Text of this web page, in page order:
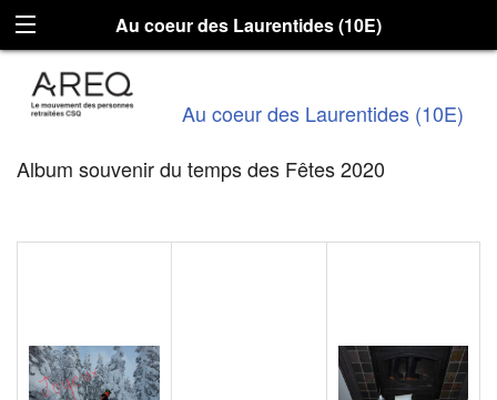
Au coeur des Laurentides (10E)
Au coeur des Laurentides (10E)
Album souvenir du temps des Fêtes 2020